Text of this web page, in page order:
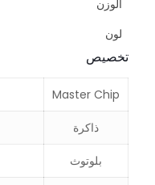
الوزن
لون
تخصيص
Master Chip
ذاكرة
بلوتوث